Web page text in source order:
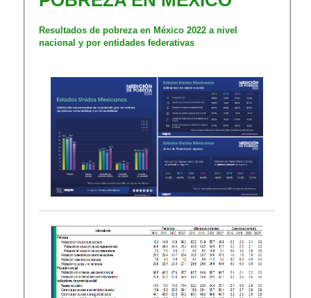
Resultados de pobreza en México 20​22 a nivel
nacional y por entidades f​ederativas​